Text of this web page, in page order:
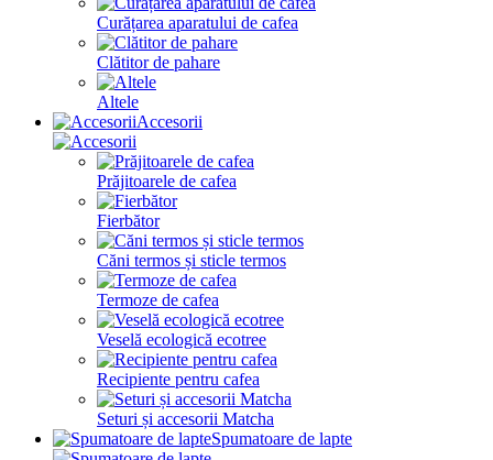
Curățarea aparatului de cafea
Clătitor de pahare
Altele
Accesorii
Prăjitoarele de cafea
Fierbător
Căni termos și sticle termos
Termoze de cafea
Veselă ecologică ecotree
Recipiente pentru cafea
Seturi și accesorii Matcha
Spumatoare de lapte